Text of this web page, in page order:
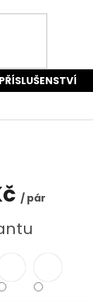
PŘÍSLUŠENSTVÍ
/ pár